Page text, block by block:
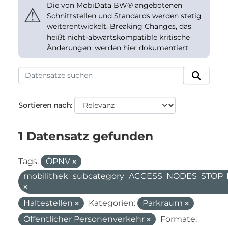
⚠
Die von MobiData BW® angebotenen
Schnittstellen und Standards werden stetig
weiterentwickelt. Breaking Changes, das
heißt nicht-abwärtskompatible kritische
Änderungen, werden hier dokumentiert.
Sortieren nach
1 Datensatz gefunden
Tags:
ÖPNV
Haltestellen Kategorien:
Parkraum
Öffentlicher Personenverkehr
Formate: